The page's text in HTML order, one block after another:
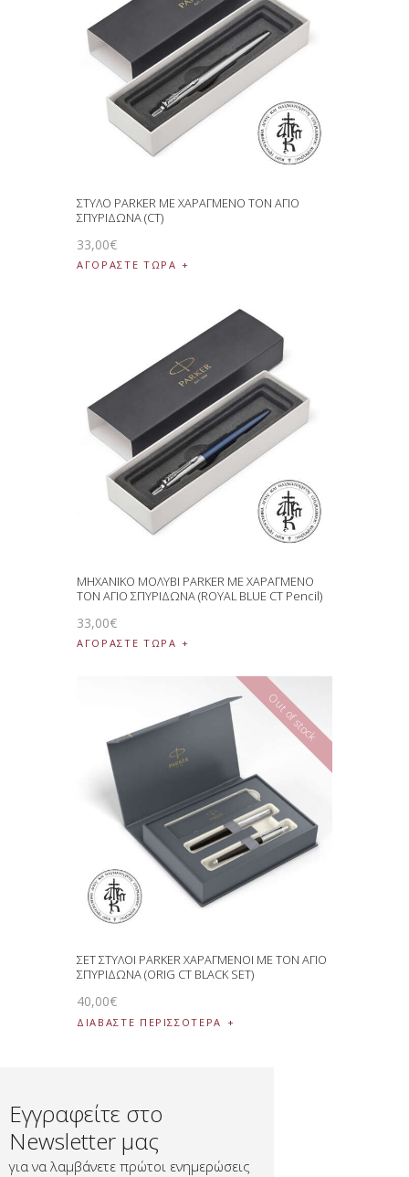
ΣΤΥΛΟ PARKER ΜΕ ΧΑΡΑΓΜΕΝΟ ΤΟΝ ΑΓΙΟ
ΣΠΥΡΙΔΩΝΑ (CT)
33,00€
ΑΓΟΡΑΣΤΕ ΤΩΡΑ
ΜΗΧΑΝΙΚΟ ΜΟΛΥΒΙ PARKER ΜΕ ΧΑΡΑΓΜΕΝΟ
ΤΟΝ ΑΓΙΟ ΣΠΥΡΙΔΩΝΑ (ROYAL BLUE CT Pencil)
33,00€
ΑΓΟΡΑΣΤΕ ΤΩΡΑ
Out of stock
ΣΕΤ ΣΤΥΛΟΙ PARKER ΧΑΡΑΓΜΕΝΟΙ ΜΕ ΤΟΝ ΑΓΙΟ
ΣΠΥΡΙΔΩΝΑ (ORIG CT BLACK SET)
40,00€
ΔΙΑΒΆΣΤΕ ΠΕΡΙΣΣΌΤΕΡΑ
Εγγραφείτε στο
Newsletter μας
για να λαμβάνετε πρώτοι ενημερώσεις